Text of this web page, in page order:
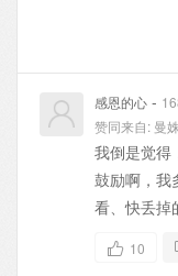
感恩的心 -
赞同来自: 曼姝
我倒是觉得
鼓励啊，我
看、快丢掉
10